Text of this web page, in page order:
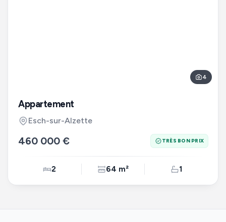
4
Appartement
Esch-sur-Alzette
460 000 € TRÈS BON PRIX
2 64 m² 1